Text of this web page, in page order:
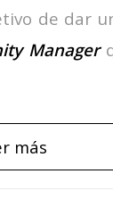
de dar
Manager
más